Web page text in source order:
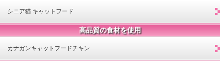
シニア猫 キャットフード
高品質の食材を使用
カナガンキャットフードチキン